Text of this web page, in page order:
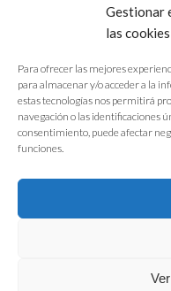
Gestionar
las cookies
Para ofrecer las mejores
para almacenar y/o acceder a la
estas tecnologías nos permitirá
navegación o las identificaciones
consentimiento, puede afectar
funciones.
FIAB Federación Española